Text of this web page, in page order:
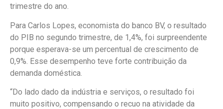
trimestre do ano.
Para Carlos Lopes, economista do banco BV, o resultado
do PIB no segundo trimestre, de 1,4%, foi surpreendente
porque esperava-se um percentual de crescimento de
0,9%. Esse desempenho teve forte contribuição da
demanda doméstica.
“Do lado dado da indústria e serviços, o resultado foi
muito positivo, compensando o recuo na atividade da